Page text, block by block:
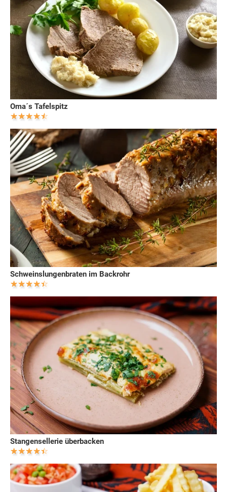
Oma´s Tafelspitz
Schweinslungenbraten im Backrohr
Stangensellerie überbacken